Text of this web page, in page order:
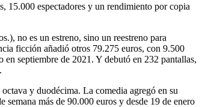
15.000 espectadores y un rendimiento por copia
no es un estreno, sino un reestreno para
ficción añadió otros 79.275 euros, con 9.500
en septiembre de 2021. Y debutó en 232 pantallas,
y duodécima. La comedia agregó en su
más de 90.000 euros y desde 19 de enero